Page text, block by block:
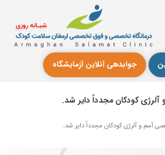
جوابدهی آنلاین آزمایشگاه
کودکان مجدداً دایر شد.
آسم و آلرژی کودکان مجدداً دایر شد.